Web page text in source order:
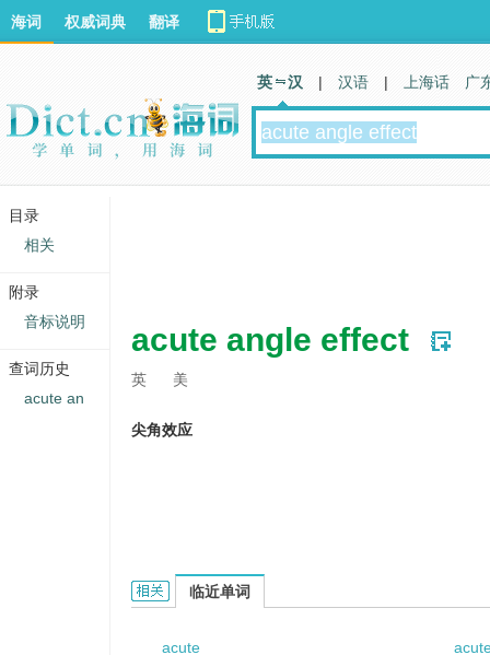
acute angle effect
英 美
尖角效应
acute angle effect的相关资料：
临近单词
acute
海词 权威词典 翻译
英 汉 | 汉语 | 上海话 广
目录
相关
附录
音标说明
查词历史
acute an